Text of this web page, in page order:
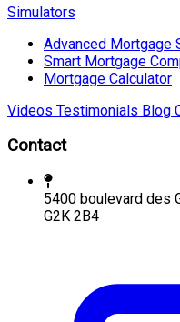
Simulators
Advanced Mortgage
Smart Mortgage
Mortgage Calculator
Videos Testimonials Blog
Contact
5400 boulevard des
G2K 2B4